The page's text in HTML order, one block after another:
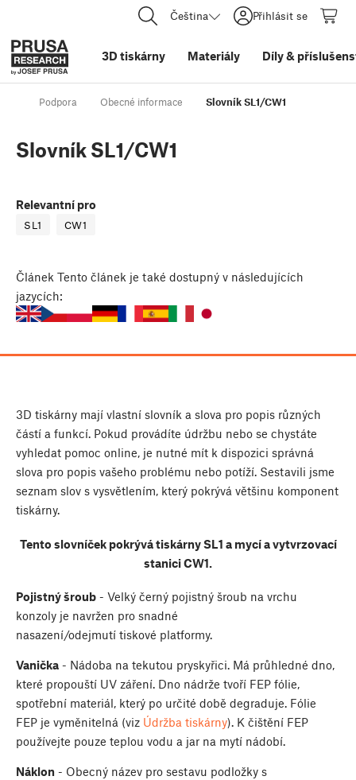
Čeština Přihlásit se
3D tiskárny Materiály Díly&
Podpora Obecné informace Slovník SL1/CW1
Slovník SL1/CW1
Relevantní pro
SL1 CW1
Článek Tento článek je také dostupný v následujících
jazycích:
3D tiskárny mají vlastní slovník a slova pro popis různých
částí a funkcí. Pokud provádíte údržbu nebo se chystáte
vyhledat pomoc online, je nutné mít k dispozici správná
slova pro popis vašeho problému nebo potíží. Sestavili jsme
seznam slov s vysvětlením, který pokrývá většinu komponent
tiskárny.
Tento slovníček pokrývá tiskárny SL1 a mycí a vytvrzovací
stanici CW1.
Pojistný šroub - Velký černý pojistný šroub na vrchu
konzoly je navržen pro snadné
nasazení/odejmutí tiskové platformy.
Vanička - Nádoba na tekutou pryskyřici. Má průhledné dno,
které propouští UV záření. Dno nádrže tvoří FEP fólie,
spotřební materiál, který po určité době degraduje. Fólie
FEP je vyměnitelná (viz Údržba tiskárny). K čištění FEP
používejte pouze teplou vodu a jar na mytí nádobí.
Náklon - Obecný název pro sestavu podložky s